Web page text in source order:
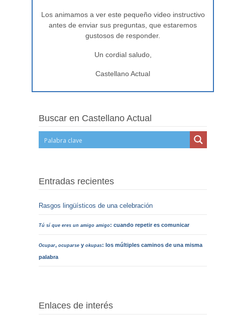
Los animamos a ver este pequeño video instructivo
antes de enviar sus preguntas, que estaremos
gustosos de responder.
Un cordial saludo,
Castellano Actual
Buscar en Castellano Actual
Entradas recientes
Rasgos lingüísticos de una celebración
Tú sí que eres un amigo amigo: cuando repetir es comunicar
Ocupar,ocuparse yokupas: los múltiples caminos de una misma
palabra
Enlaces de interés